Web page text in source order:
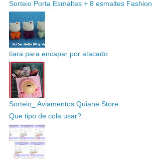
Sorteio Porta Esmaltes + 8 esmaltes Fashion
tiara para encapar por atacado
Sorteio_ Aviamentos Quiane Store
Que tipo de cola usar?